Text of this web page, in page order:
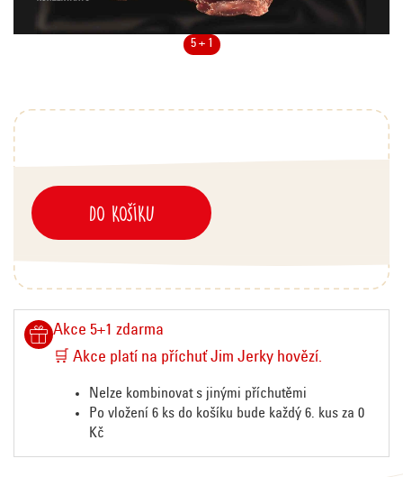
DO KOŠÍKU
Akce 5+1 zdarma
🛒 Akce platí na příchuť Jim Jerky hovězí.
Nelze kombinovat s jinými příchutěmi
Po vložení 6 ks do košíku bude každý 6. kus za 0
Kč
5 + 1